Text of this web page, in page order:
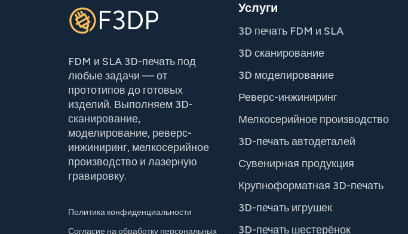
F3DP
FDM и SLA 3D-печать под
любые задачи — от
прототипов до готовых
изделий. Выполняем 3D-
сканирование,
моделирование, реверс-
инжиниринг, мелкосерийное
производство и лазерную
гравировку.
Политика конфиденциальности
Согласие на обработку персональных
Услуги
3D печать FDM и SLA
3D сканирование
3D моделирование
Реверс-инжиниринг
Мелкосерийное производство
3D-печать автодеталей
Сувенирная продукция
Крупноформатная 3D-печать
3D-печать игрушек
3D-печать шестерёнок